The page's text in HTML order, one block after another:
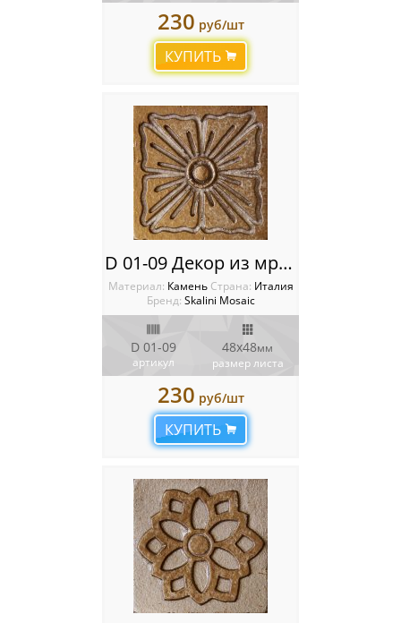
230 руб/шт
КУПИТЬ
D 01-09 Декор из мрамора Metal Stone Decos
Материал: Камень Cтрана: Италия
Бренд: Skalini Mosaic
D 01-09
артикул
48x48мм
размер листа
230 руб/шт
КУПИТЬ